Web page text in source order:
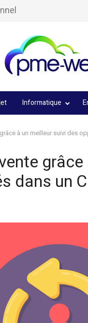
Informatique
à un meilleur suivi des
grâce
dans un